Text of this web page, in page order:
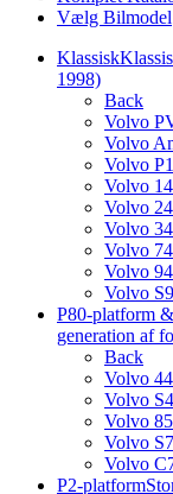
Vælg Bilmodel
Klassisk
1998)
Back
Volvo
Volvo
Volvo
Volvo
Volvo
Volvo
Volvo
Volvo
Volvo
P80-platform
generation af
Back
Volvo
Volvo
Volvo
Volvo
Volvo
P2-platform